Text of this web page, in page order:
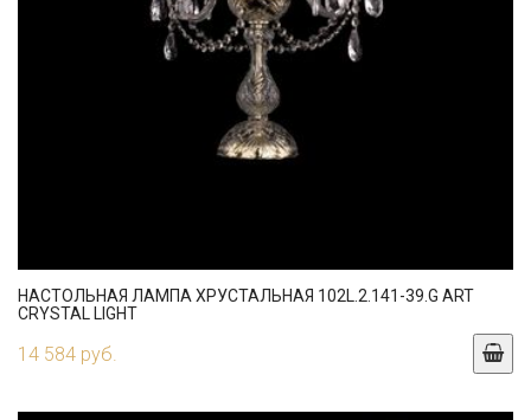
НАСТОЛЬНАЯ ЛАМПА ХРУСТАЛЬНАЯ 102L.2.141-39.G ART
CRYSTAL LIGHT
14 584 руб.